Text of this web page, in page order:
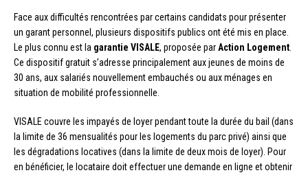
Face aux difficultés rencontrées par certains candidats pour présenter
un garant personnel, plusieurs dispositifs publics ont été mis en place.
Le plus connu est la garantie VISALE, proposée parAction Logement
Ce dispositif gratuit s’adresse principalement aux jeunes de moins de
30 ans, aux salariés nouvellement embauchés ou aux ménages en
situation de mobilité professionnelle.
VISALE couvre les impayés de loyer pendant toute la durée du bail (dans
la limite de 36 mensualités pour les logements du parc privé) ainsi que
les dégradations locatives (dans la limite de deux mois de loyer). Pour
en bénéficier, le locataire doit effectuer une demande en ligne et obtenir